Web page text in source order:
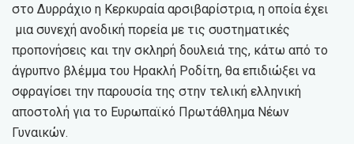
στο Δυρράχιο η Κερκυραία αρσιβαρίστρια, η οποία έχει
μια συνεχή ανοδική πορεία με τις συστηματικές
προπονήσεις και την σκληρή δουλειά της, κάτω από το
άγρυπνο βλέμμα του Ηρακλή Ροδίτη, θα επιδιώξει να
σφραγίσει την παρουσία της στην τελική ελληνική
αποστολή για το Ευρωπαϊκό Πρωτάθλημα Νέων
Γυναικών.